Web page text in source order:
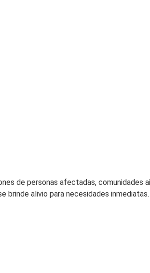
de personas afectadas, comunidades
alivio para necesidades inmediatas.